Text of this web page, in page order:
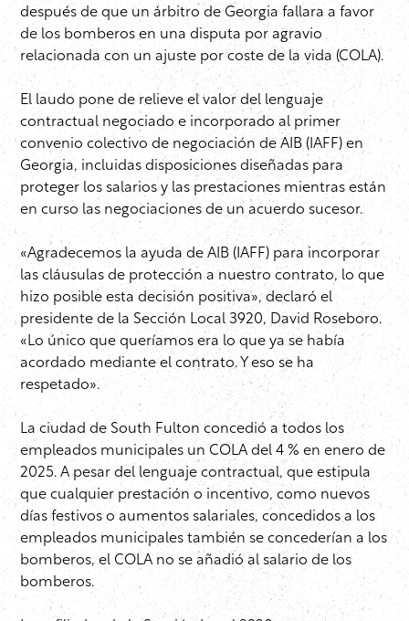
después de que un árbitro de Georgia fallara a favor
de los bomberos en una disputa por agravio
relacionada con un ajuste por coste de la vida (COLA).
El laudo pone de relieve el valor del lenguaje
contractual negociado e incorporado al primer
convenio colectivo de negociación de AIB (IAFF) en
Georgia, incluidas disposiciones diseñadas para
proteger los salarios y las prestaciones mientras están
en curso las negociaciones de un acuerdo sucesor.
«Agradecemos la ayuda de AIB (IAFF) para incorporar
las cláusulas de protección a nuestro contrato, lo que
hizo posible esta decisión positiva», declaró el
presidente de la Sección Local 3920, David Roseboro.
«Lo único que queríamos era lo que ya se había
acordado mediante el contrato. Y eso se ha
respetado».
La ciudad de South Fulton concedió a todos los
empleados municipales un COLA del 4 % en enero de
2025. A pesar del lenguaje contractual, que estipula
que cualquier prestación o incentivo, como nuevos
días festivos o aumentos salariales, concedidos a los
empleados municipales también se concederían a los
bomberos, el COLA no se añadió al salario de los
bomberos.